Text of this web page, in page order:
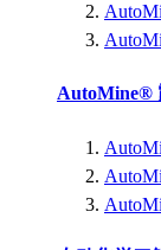
AutoMine®